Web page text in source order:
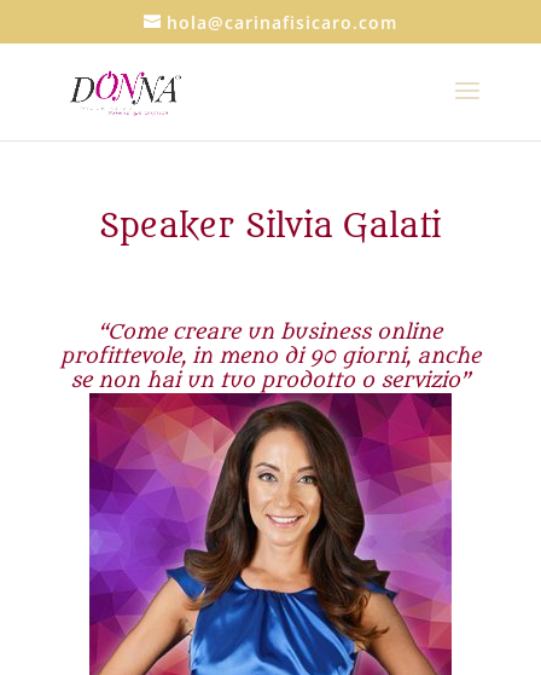
hola@carinafisicaro.com
Speaker Silvia Galati
“Come creare un business online
profittevole, in meno di 90 giorni, anche
se non hai un tuo prodotto o servizio”